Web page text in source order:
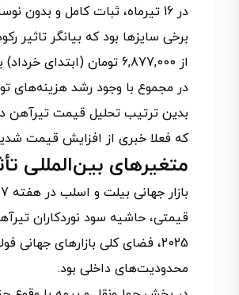
از 6,877,000 تومان (ابتدای خرداد) به 6,820,000 تومان در 16 تیر رسید؛ یعنی فقط 0.83 درصد افت ماهانه.
در مجموع با وجود رشد هزینه‌های
بدین ترتیب تحلیل قیمت تیرآهن در تیر 1404 برای قیمت سایزهای
که فعلا خبری از افزایش قیمت
متغیرهای بین‌المللی
2025، فضای کلی بازارهای
محدودیت‌های داخلی بود.